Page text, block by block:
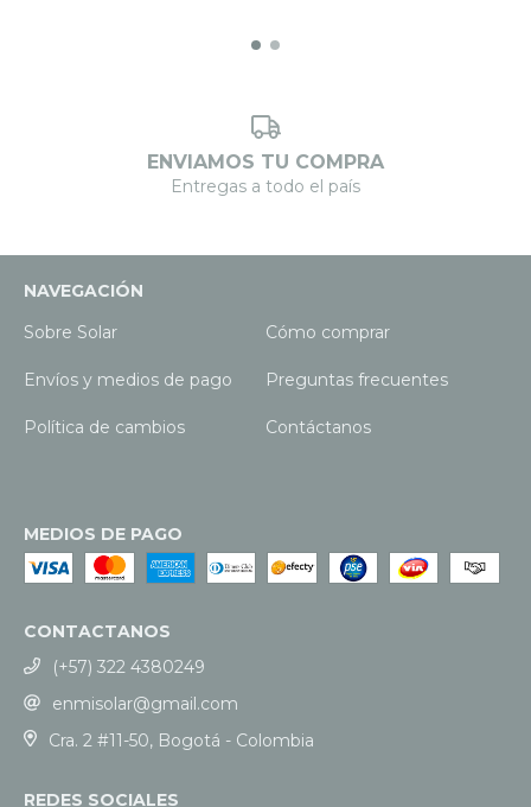
ENVIAMOS TU COMPRA
Entregas a todo el país
NAVEGACIÓN
Sobre Solar
Cómo comprar
Envíos y medios de pago Preguntas frecuentes
Política de cambios Contáctanos
MEDIOS DE PAGO
CONTACTANOS
(+57) 322 4380249
enmisolar@gmail.com
Cra. 2 #11-50, Bogotá - Colombia
REDES SOCIALES